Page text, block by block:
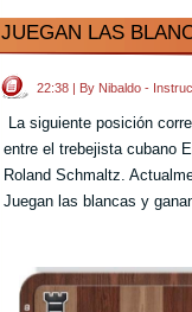
JUEGAN LAS
22:38 | By Nibaldo -
La siguiente posición
entre el trebejista cubano
Roland Schmaltz.
Juegan las blancas y